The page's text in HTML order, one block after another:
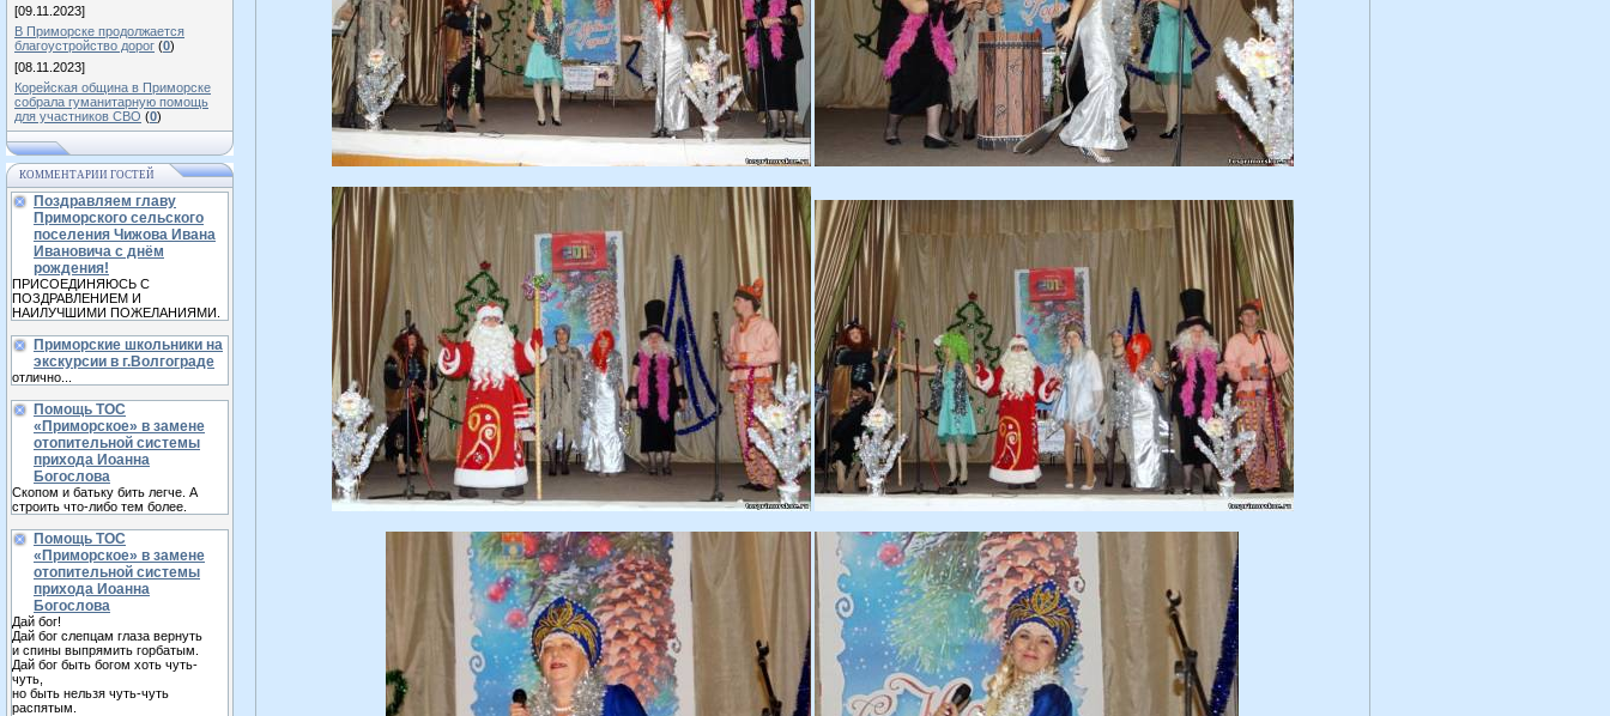
[09.11.2023]
В Приморске продолжается
благоустройство дорог (0)
[08.11.2023]
Корейская община в Приморске
собрала гуманитарную помощь
для участников СВО (0)
КОММЕНТАРИИ ГОСТЕЙ
Поздравляем главу
Приморского сельского
поселения Чижова Ивана
Ивановича с днём
рождения!
ПРИСОЕДИНЯЮСЬ С
ПОЗДРАВЛЕНИЕМ И
НАИЛУЧШИМИ ПОЖЕЛАНИЯМИ.
Приморские школьники на
экскурсии в г.Волгограде
отлично...
Помощь ТОС
«Приморское» в замене
отопительной системы
прихода Иоанна
Богослова
Скопом и батьку бить легче. А
строить что-либо тем более.
Помощь ТОС
«Приморское» в замене
отопительной системы
прихода Иоанна
Богослова
Дай бог!
Дай бог слепцам глаза вернуть
и спины выпрямить горбатым.
Дай бог быть богом хоть чуть-
чуть,
но быть нельзя чуть-чуть
распятым.